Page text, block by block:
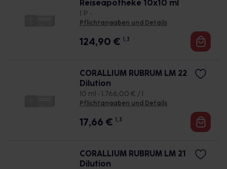
Reiseapotheke 10x10 ml
1 P •
Pflichtangaben und Details
124,90 € 1, 3
CORALLIUM RUBRUM LM 22
Dilution
10 ml • 1.766,00 € / l
Pflichtangaben und Details
17,66 € 1, 3
CORALLIUM RUBRUM LM 21
Dilution